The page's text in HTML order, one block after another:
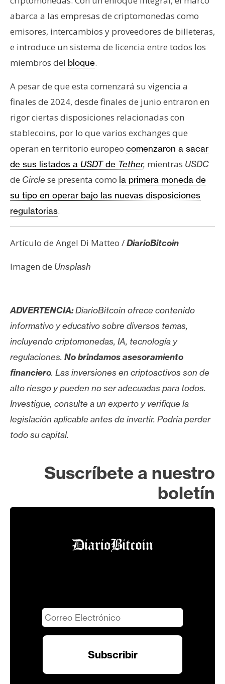
abarca a las empresas de criptomonedas como
emisores, intercambios y proveedores de billeteras,
e introduce un sistema de licencia entre todos los
miembros del bloque.
A pesar de que esta comenzará su vigencia a
finales de 2024, desde finales de junio entraron en
rigor ciertas disposiciones relacionadas con
stablecoins, por lo que varios exchanges que
operan en territorio europeo comenzaron a sacar
de sus listados a USDTde Tether, mientras USDC
de Circle se presenta como la primera moneda de
su tipo en operar bajo las nuevas disposiciones
regulatorias.
Artículo de Angel Di Matteo /DiarioBitcoin
Imagen de Unsplash
ADVERTENCIA:DiarioBitcoin ofrece contenido
informativo y educativo sobre diversos temas,
incluyendo criptomonedas, IA, tecnología y
regulaciones. No brindamos asesoramiento
financiero. Las inversiones en criptoactivos son de
alto riesgo y pueden no ser adecuadas para todos.
Investigue, consulte a un experto y verifique la
legislación aplicable antes de invertir. Podría perder
todo su capital.
Suscríbete a nuestro
boletín